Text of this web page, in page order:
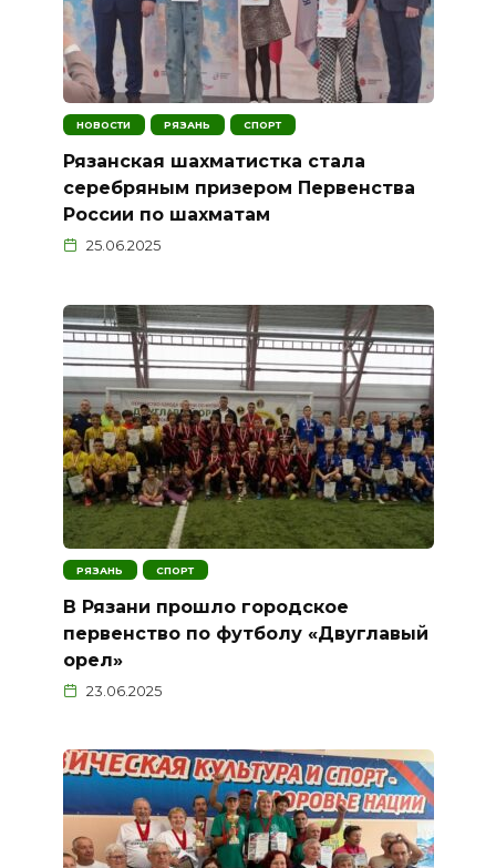
НОВОСТИ РЯЗАНЬ СПОРТ
Рязанская шахматистка стала
серебряным призером Первенства
России по шахматам
25.06.2025
РЯЗАНЬ СПОРТ
В Рязани прошло городское
первенство по футболу «Двуглавый
орел»
23.06.2025